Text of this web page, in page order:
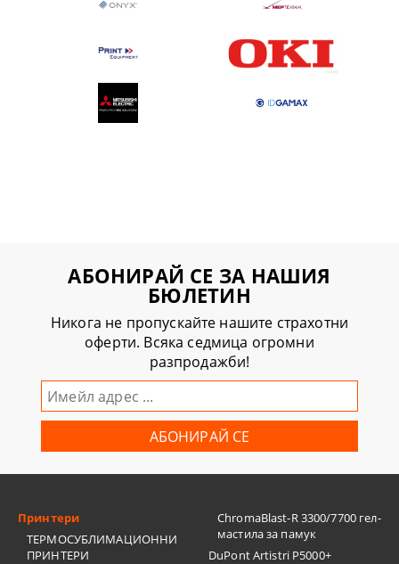
АБОНИРАЙ СЕ ЗА НАШИЯ
БЮЛЕТИН
Никога не пропускайте нашите страхотни
оферти. Всяка седмица огромни
разпродажби!
Принтери
ТЕРМОСУБЛИМАЦИОННИ
ПРИНТЕРИ
ChromaBlast-R 3300/7700 гел-
мастила за памук
DuPont Artistri P5000+